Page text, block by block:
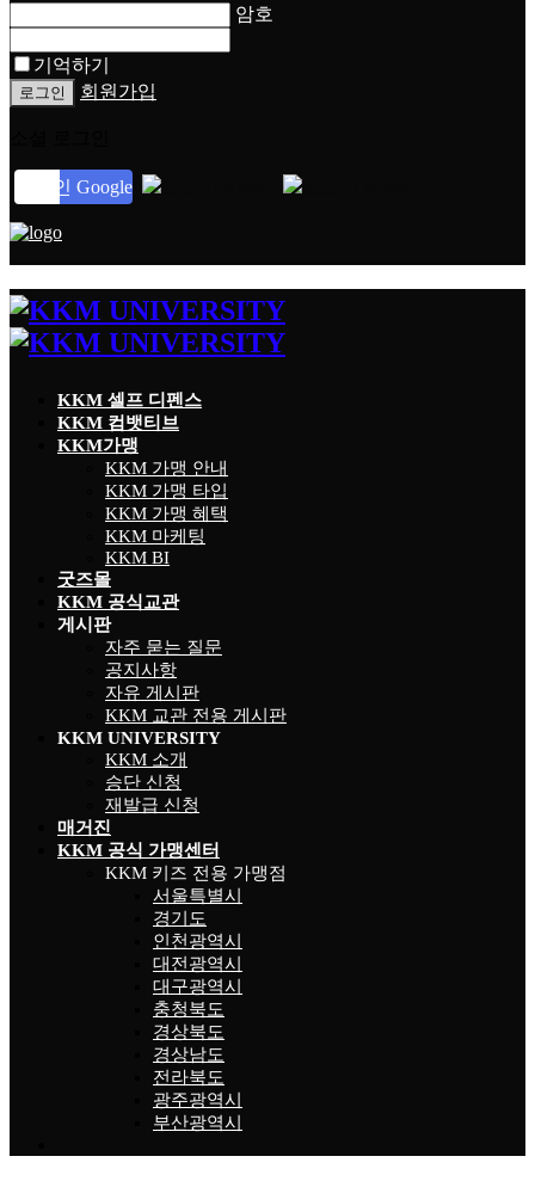
암호
기억하기
회원가입
로그인 Google
KKM 셀프 디펜스
KKM 컴뱃티브
KKM가맹
KKM 가맹 안내
KKM 가맹 타입
KKM 가맹 혜택
KKM 마케팅
KKM BI
굿즈몰
KKM 공식교관
게시판
자주 묻는 질문
공지사항
자유 게시판
KKM 교관 전용 게시판
KKM UNIVERSITY
KKM 소개
승단 신청
재발급 신청
매거진
KKM 공식 가맹센터
KKM 키즈 전용 가맹점
서울특별시
경기도
인천광역시
대전광역시
대구광역시
충청북도
경상북도
경상남도
전라북도
광주광역시
부산광역시